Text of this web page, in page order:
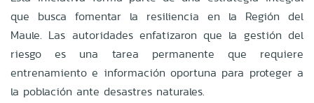
que busca fomentar la resiliencia en la Región del
Maule. Las autoridades enfatizaron que la gestión del
riesgo es una tarea permanente que requiere
entrenamiento e información oportuna para proteger a
la población ante desastres naturales.